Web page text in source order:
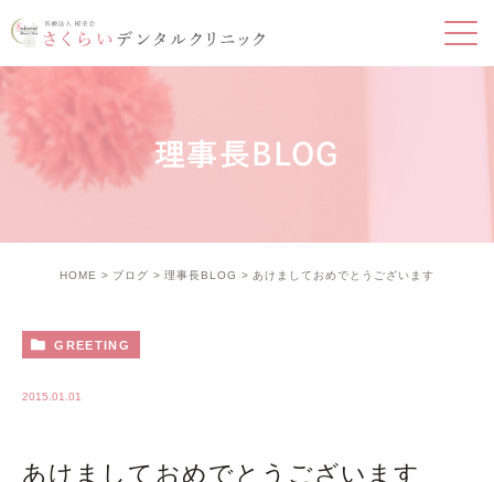
理事長BLOG
HOME ブログ 理事長BLOG あけましておめでとうございます
GREETING
2015.01.01
あけましておめでとうございます